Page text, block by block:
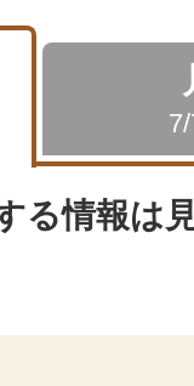
る情報は